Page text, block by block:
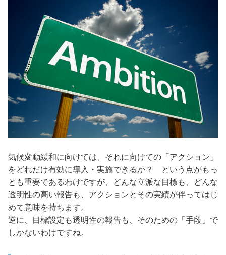
気候変動緩和に向けては、それに向けての「アクション」
をどれだけ有効に導入・実施できるか？ という点がもっ
とも重要であるわけですが、どんな立派な目標も、どんな
透明性の高い報告も、アクションとその実績が伴ってはじ
めて意味を持ちます。
逆に、目標設定も透明性の報告も、そのための「手段」で
しかないわけですね。